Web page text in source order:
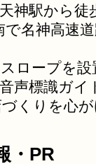
神駅から徒
で名神高速
ロープを設
声標識ガ
くりを心が
・PR